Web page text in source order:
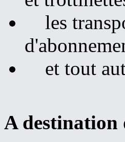
les
et tout
A destination